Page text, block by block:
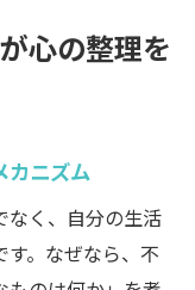
心の整理を
カニズム
なく、自分の生活
。なぜなら、不